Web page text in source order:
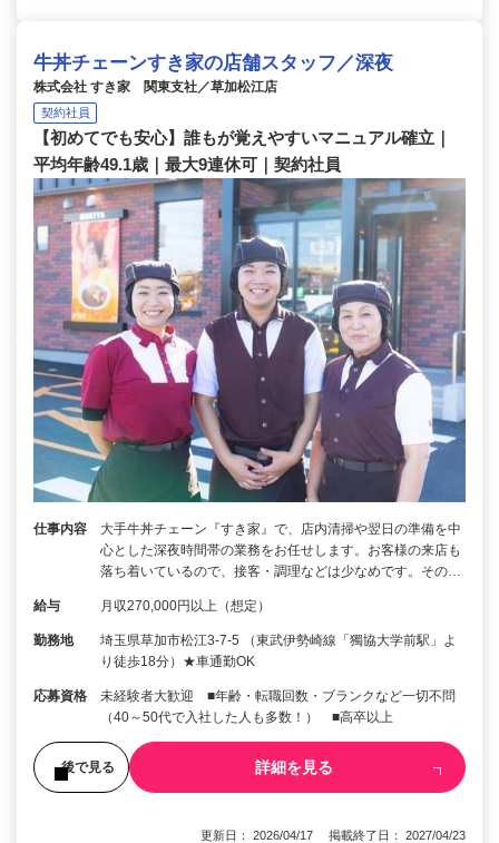
牛丼チェーンすき家の店舗スタッフ／深夜
株式会社 すき家 関東支社／草加松江店
契約社員
【初めてでも安心】誰もが覚えやすいマニュアル確立｜
平均年齢49.1歳｜最大9連休可｜契約社員
仕事内容
大手牛丼チェーン『すき家』で、店内清掃や翌日の準備を中
心とした深夜時間帯の業務をお任せします。お客様の来店も
落ち着いているので、接客・調理などは少なめです。その…
給与 月収270,000円以上（想定）
勤務地
埼玉県草加市松江3-7-5 （東武伊勢崎線「獨協大学前駅」よ
り徒歩18分）★車通勤OK
応募資格
未経験者大歓迎 ■年齢・転職回数・ブランクなど一切不問
（40～50代で入社した人も多数！） ■高卒以上
後で見る 詳細を見る
更新日： 2026/04/17 掲載終了日： 2027/04/23